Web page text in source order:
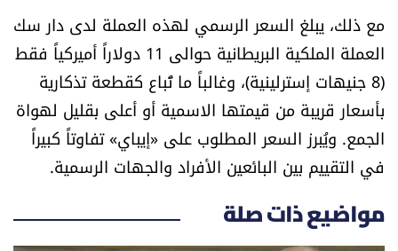
الصحافة الإسرائيلية
ثقافة وفنون
فصل من كتاب
اقرأ تضحك
كاميرا
مع ذلك، يبلغ السعر الرسمي لهذه العملة لدى دار سك
العملة الملكية البريطانية حوالى 11 دولاراً أميركياً فقط
(8 جنيهات إسترلينية)، وغالباً ما تُباع كقطعة تذكارية
بأسعار قريبة من قيمتها الاسمية أو أعلى بقليل لهواة
الجمع. ويُبرز السعر المطلوب على «إيباي» تفاوتاً كبيراً
في التقييم بين البائعين الأفراد والجهات الرسمية.
مواضيع ذات صلة